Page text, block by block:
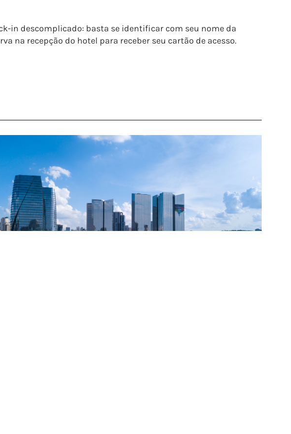
in descomplicado: basta se identificar com seu nome da
na recepção do hotel para receber seu cartão de acesso.